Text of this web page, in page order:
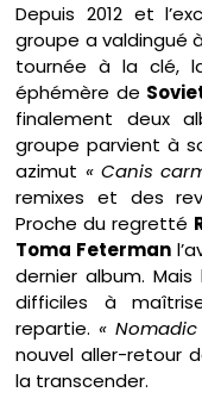
Depuis 2012 et
groupe a valdingué
tournée à la clé,
éphémère de
finalement deux
groupe parvient à
azimut « Canis
remixes et des
Proche du regretté
Toma Feterman
dernier album.
difficiles à
repartie.«
nouvel aller-retour
la transcender.